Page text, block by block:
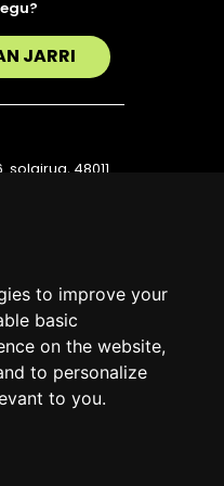
to improve your
basic
on the website,
to personalize
to you.
JARRI
solairua, 48011